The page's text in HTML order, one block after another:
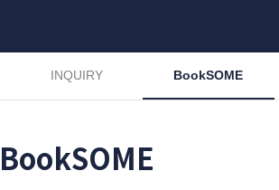
INQUIRY BookSOME
BookSOME